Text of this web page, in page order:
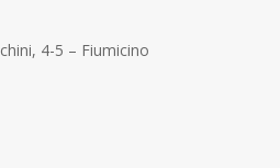
4-5 – Fiumicino